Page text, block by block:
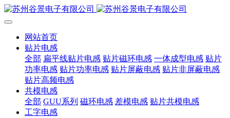
网站首页
贴片电感
全部 扁平线贴片电感 贴片磁环电感 一体成型电感 贴片
功率电感 贴片功率电感 贴片屏蔽电感 贴片非屏蔽电感
贴片高频电感
共模电感
全部 GUU系列 磁环电感 差模电感 贴片共模电感
工字电感